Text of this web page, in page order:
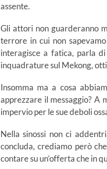
assente.
Gli attori non guarderanno
terrore in cui non
interagisce a fatica, parla
inquadrature sul Mekong,
Insomma ma a cosa
apprezzare il messaggio? A
impervio per le sue deboli
Nella sinossi non ci
concluda, crediamo però
contare su un’offerta che in